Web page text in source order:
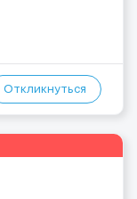
складом. ✅
Откликнуться